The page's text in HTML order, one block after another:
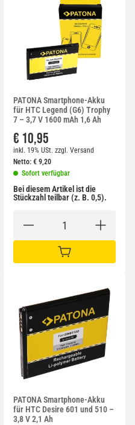
PATONA Smartphone-Akku
für HTC Legend (G6) Trophy
7 – 3,7 V 1600 mAh 1,6 Ah
€ 10,95
inkl. 19% USt. zzgl. Versand
Netto: € 9,20
Sofort verfügbar
Bei diesem Artikel ist die
Stückzahl teilbar (z. B. 0,5).
IN DEN WARENKORB
PATONA Smartphone-Akku
für HTC Desire 601 und 510 –
3,8 V 2,1 Ah